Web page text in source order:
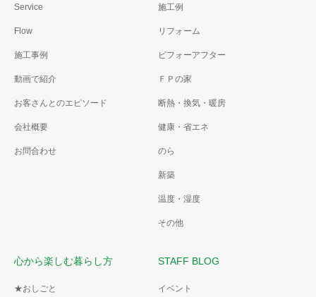
Service
Flow
施工事例
動画で紹介
お客さんとのエピソード
会社概要
お問合わせ
施工例
リフォーム
ビフォーアフター
ＦＰの家
断熱・換気・暖房
健康・省エネ
のら
新築
温度・湿度
その他
心から楽しむ暮らし方
★おしごと
STAFF BLOG
イベント